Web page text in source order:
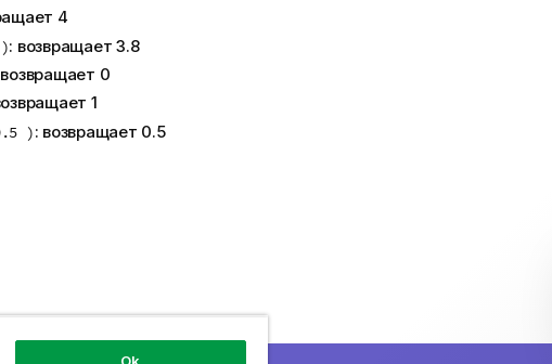
4
: возвращает 3.8
0
1
): возвращает 0.5